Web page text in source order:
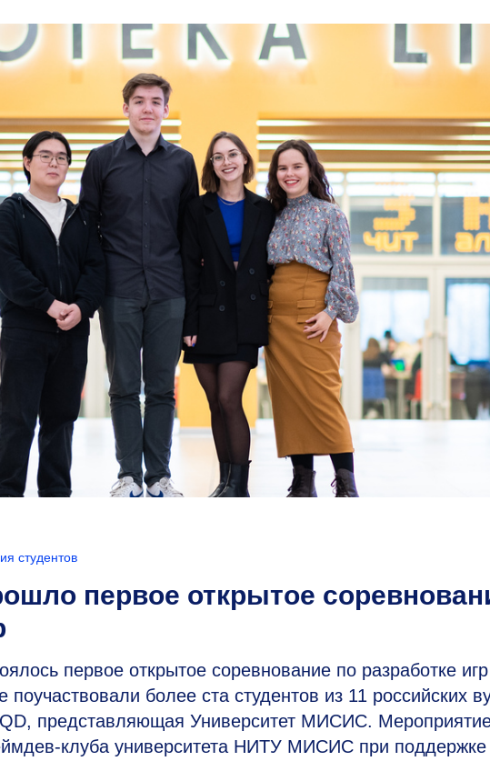
студентов
первое открытое
первое открытое соревнование по разработке игр
более ста студентов из 11 российских
представляющая Университет МИСИС.
клуба университета НИТУ МИСИС при поддержке